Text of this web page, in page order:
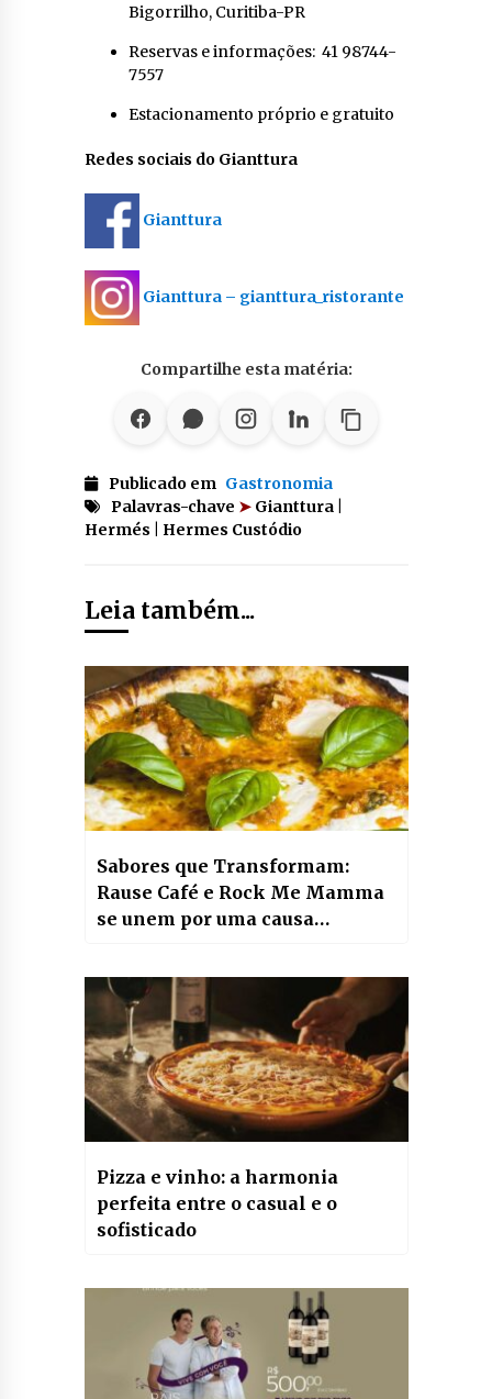
Bigorrilho, Curitiba-PR
Reservas e informações: 41 98744-
7557
Estacionamento próprio e gratuito
Redes sociais do Gianttura
Gianttura
Gianttura – gianttura_ristorante
Compartilhe esta matéria:
Publicado em Gastronomia
Palavras-chave ➤Gianttura |
Hermés | Hermes Custódio
Leia também...
Sabores que Transformam:
Rause Café e Rock Me Mamma
se unem por uma causa
Pizza e vinho: a harmonia
perfeita entre o casual e o
sofisticado